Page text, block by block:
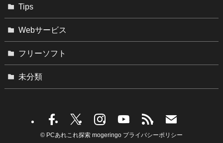
Tips
Webサービス
フリーソフト
未分類
© PCあれこれ探索 mogeringo プライバシーポリシー